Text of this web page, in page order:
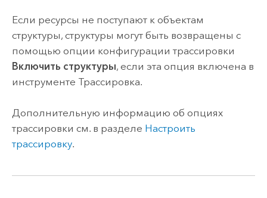
Если ресурсы не поступают к объектам
структуры, структуры могут быть возвращены с
помощью опции конфигурации трассировки
Включить структуры, если эта опция включена в
инструменте Трассировка.
Дополнительную информацию об опциях
трассировки см. в разделе Настроить
трассировку.